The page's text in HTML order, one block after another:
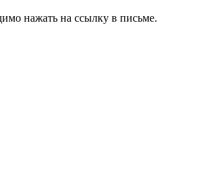
нажать на ссылку в письме.